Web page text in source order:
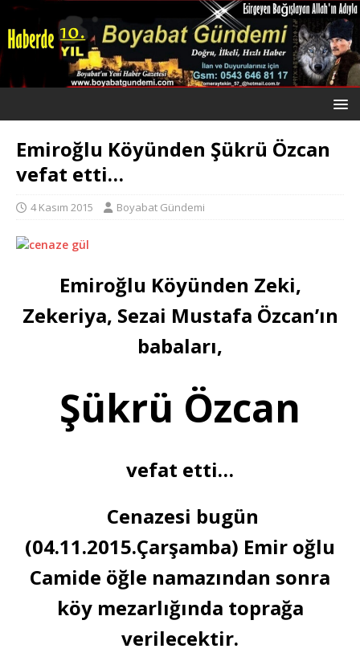
Emiroğlu Köyünden Şükrü Özcan
vefat etti…
4 Kasım 2015 Boyabat Gündemi
Emiroğlu Köyünden Zeki,
Zekeriya, Sezai Mustafa Özcan’ın
babaları,
Şükrü Özcan
vefat etti…
Cenazesi bugün
(04.11.2015.Çarşamba) Emir oğlu
Camide öğle namazından sonra
köy mezarlığında toprağa
verilecektir.